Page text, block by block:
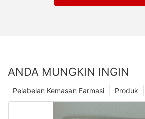
ANDA MUNGKIN INGIN
Produk
Pelabelan Kemasan Farmasi